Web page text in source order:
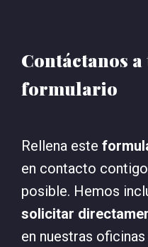
Contáctanos
formulario
Rellena este
en contacto
posible. Hemos
solicitar
en nuestras